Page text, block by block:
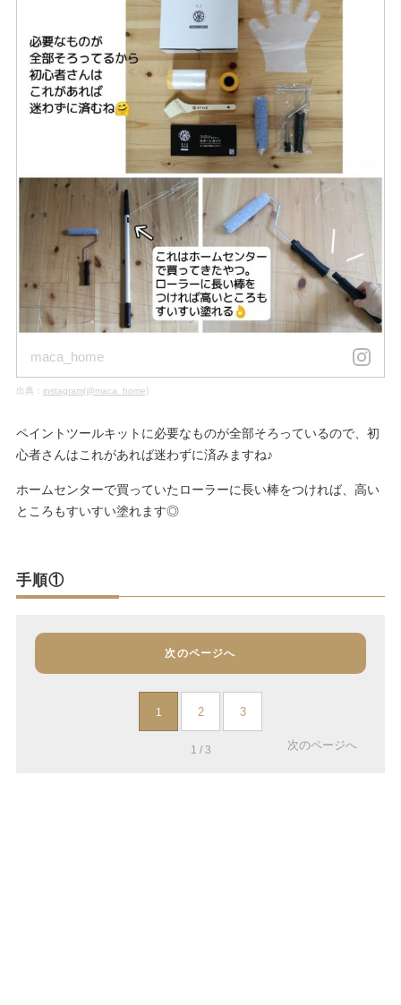
maca_home
出典： instagram(@maca_home)
ペイントツールキットに必要なものが全部そろっているので、初
心者さんはこれがあれば迷わずに済みますね♪
ホームセンターで買っていたローラーに長い棒をつければ、高い
ところもすいすい塗れます◎
手順①
次のページへ
1 2 3
1 / 3 次のページへ